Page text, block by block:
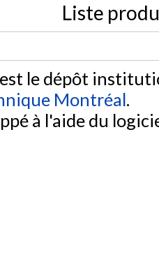
Liste
le dépôt
Montréal.
à l'aide du